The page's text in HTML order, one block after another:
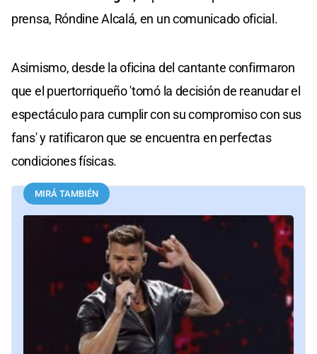
prensa, Róndine Alcalá, en un comunicado oficial.
Asimismo, desde la oficina del cantante confirmaron
que el puertorriqueño 'tomó la decisión de reanudar el
espectáculo para cumplir con su compromiso con sus
fans' y ratificaron que se encuentra en perfectas
condiciones físicas.
MIRÁ TAMBIÉN